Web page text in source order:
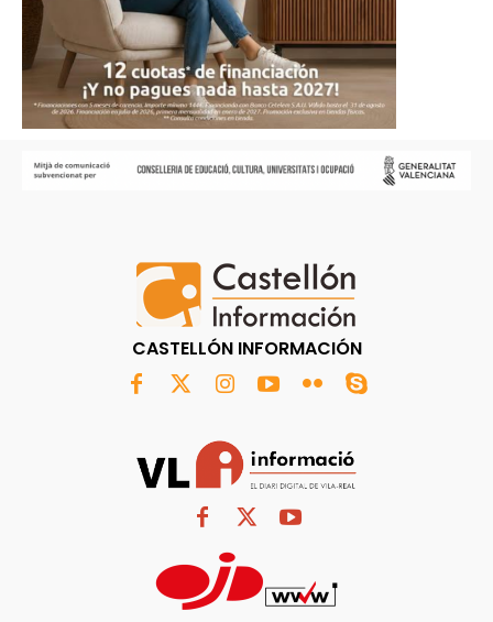
CASTELLÓN INFORMACIÓN